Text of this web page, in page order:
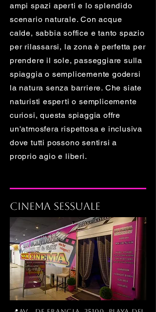
ampi spazi aperti e lo splendido
scenario naturale. Con acque
calde, sabbia soffice e tanto spazio
per rilassarsi, la zona è perfetta per
prendere il sole, passeggiare sulla
spiaggia o semplicemente godersi
la natura senza barriere. Che siate
naturisti esperti o semplicemente
curiosi, questa spiaggia offre
un'atmosfera rispettosa e inclusiva
dove tutti possono sentirsi a
proprio agio e liberi.
Cinema sessuale